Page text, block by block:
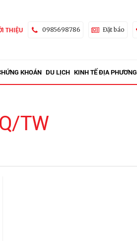
THIỆU 0985698786 Đặt báo
KHOÁN DU LỊCH KINH TẾ ĐỊA PHƯƠNG
TW